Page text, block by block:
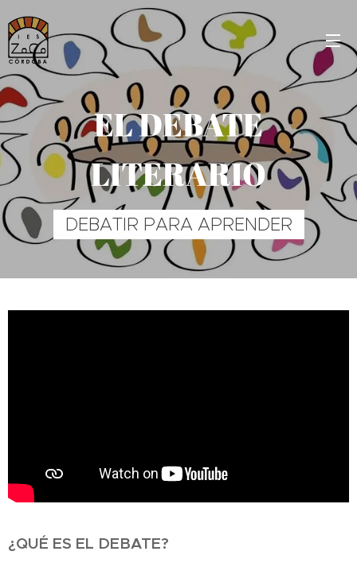
EL DEBATE
LITERARIO
DEBATIR PARA APRENDER
¿QUÉ ES EL DEBATE?